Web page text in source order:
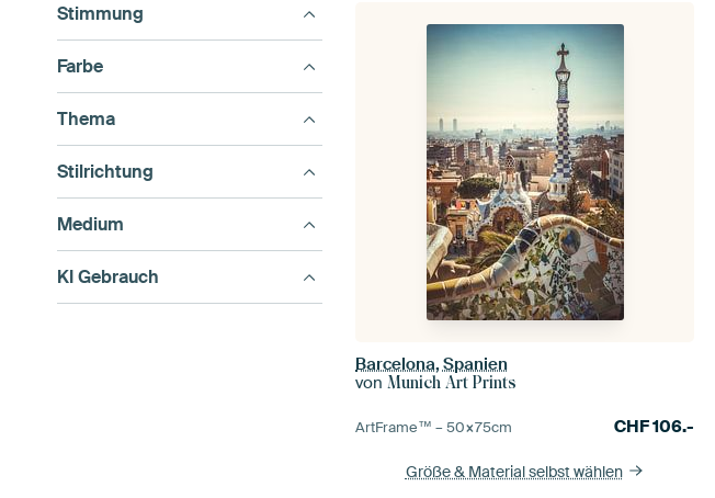
Stimmung
Farbe
Thema
Stilrichtung
Medium
KI Gebrauch
Barcelona, Spanien
vonMunich Art Prints
ArtFrame™ –50×75cm CHF106.-
Größe & Material selbst wählen